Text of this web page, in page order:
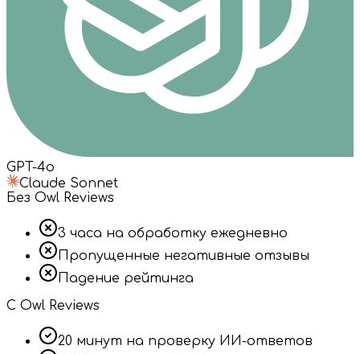
GPT-4o
Claude Sonnet
Без Owl Reviews
3 часа на обработку ежедневно
Пропущенные негативные отзывы
Падение рейтинга
C Owl Reviews
20 минут на проверку ИИ-ответов